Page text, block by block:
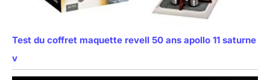
Test du coffret maquette revell 50 ans apollo 11 saturne
v